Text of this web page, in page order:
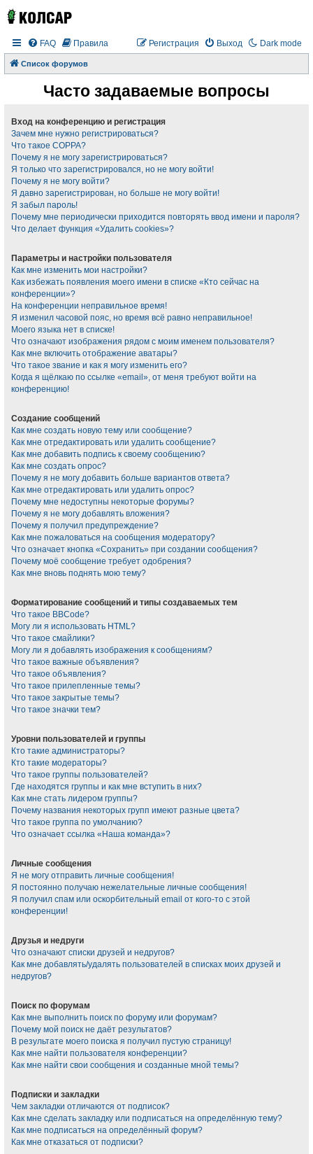
Dark mode
FAQ Правила Выход
Регистрация
Список форумов
Часто задаваемые вопросы
Вход на конференцию и регистрация
Зачем мне нужно регистрироваться?
Что такое COPPA?
Почему я не могу зарегистрироваться?
Я только что зарегистрировался, но не могу войти!
Почему я не могу войти?
Я давно зарегистрирован, но больше не могу войти!
Я забыл пароль!
Почему мне периодически приходится повторять ввод имени и пароля?
Что делает функция «Удалить cookies»?
Параметры и настройки пользователя
Как мне изменить мои настройки?
Как избежать появления моего имени в списке «Кто сейчас на
конференции»?
На конференции неправильное время!
Я изменил часовой пояс, но время всё равно неправильное!
Моего языка нет в списке!
Что означают изображения рядом с моим именем пользователя?
Как мне включить отображение аватары?
Что такое звание и как я могу изменить его?
Когда я щёлкаю по ссылке «email», от меня требуют войти на
конференцию!
Создание сообщений
Как мне создать новую тему или сообщение?
Как мне отредактировать или удалить сообщение?
Как мне добавить подпись к своему сообщению?
Как мне создать опрос?
Почему я не могу добавить больше вариантов ответа?
Как мне отредактировать или удалить опрос?
Почему мне недоступны некоторые форумы?
Почему я не могу добавлять вложения?
Почему я получил предупреждение?
Как мне пожаловаться на сообщения модератору?
Что означает кнопка «Сохранить» при создании сообщения?
Почему моё сообщение требует одобрения?
Как мне вновь поднять мою тему?
Форматирование сообщений и типы создаваемых тем
Что такое BBCode?
Могу ли я использовать HTML?
Что такое смайлики?
Могу ли я добавлять изображения к сообщениям?
Что такое важные объявления?
Что такое объявления?
Что такое прилепленные темы?
Что такое закрытые темы?
Что такое значки тем?
Уровни пользователей и группы
Кто такие администраторы?
Кто такие модераторы?
Что такое группы пользователей?
Где находятся группы и как мне вступить в них?
Как мне стать лидером группы?
Почему названия некоторых групп имеют разные цвета?
Что такое группа по умолчанию?
Что означает ссылка «Наша команда»?
Личные сообщения
Я не могу отправить личные сообщения!
Я постоянно получаю нежелательные личные сообщения!
Я получил спам или оскорбительный email от кого-то с этой
конференции!
Друзья и недруги
Что означают списки друзей и недругов?
Как мне добавлять/удалять пользователей в списках моих друзей и
недругов?
Поиск по форумам
Как мне выполнить поиск по форуму или форумам?
Почему мой поиск не даёт результатов?
В результате моего поиска я получил пустую страницу!
Как мне найти пользователя конференции?
Как мне найти свои сообщения и созданные мной темы?
Подписки и закладки
Чем закладки отличаются от подписок?
Как мне сделать закладку или подписаться на определённую тему?
Как мне подписаться на определённый форум?
Как мне отказаться от подписки?